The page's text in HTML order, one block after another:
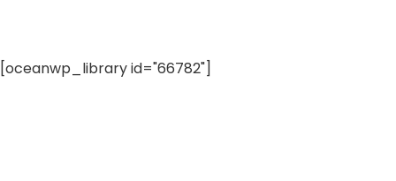
[oceanwp_library id="66782"]